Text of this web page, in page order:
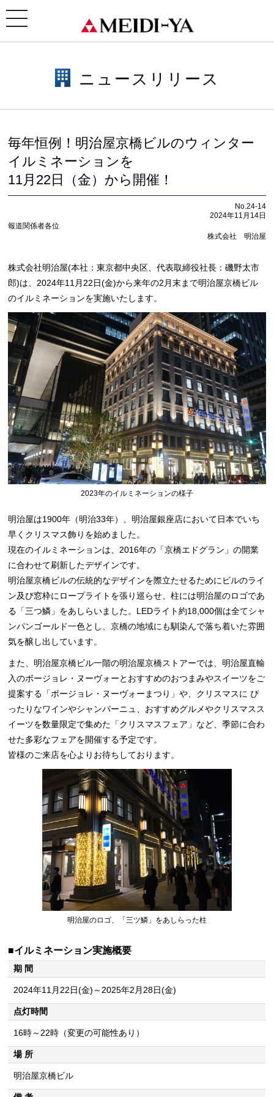
toggle
navigation
（金）から開催！
ニュースリリース
毎年恒例！明治屋京橋ビルのウィンター
イルミネーションを
11月22日（金）から開催！
No.24-14
2024年11月14日
報道関係者各位
株式会社 明治屋
株式会社明治屋(本社：東京都中央区、代表取締役社長：磯野太市
郎)は、2024年11月22日(金)から来年の2月末まで明治屋京橋ビル
のイルミネーションを実施いたします。
2023年のイルミネーションの様子
明治屋は1900年（明治33年）、明治屋銀座店において日本でいち
早くクリスマス飾りを始めました。
現在のイルミネーションは、2016年の「京橋エドグラン」の開業
に合わせて刷新したデザインです。
明治屋京橋ビルの伝統的なデザインを際立たせるためにビルのライ
ン及び窓枠にロープライトを張り巡らせ、柱には明治屋のロゴであ
る「三つ鱗」をあしらいました。LEDライト約18,000個は全てシャ
ンパンゴールド一色とし、京橋の地域にも馴染んで落ち着いた雰囲
気を醸し出しています。
また、明治屋京橋ビル一階の明治屋京橋ストアーでは、明治屋直輸
入のボージョレ・ヌーヴォーとおすすめのおつまみやスイーツをご
提案する「ボージョレ・ヌーヴォーまつり」や、クリスマスに ぴ
ったりなワインやシャンパーニュ、おすすめグルメやクリスマスス
イーツを数量限定で集めた「クリスマスフェア」など、季節に合わ
せた多彩なフェアを開催する予定です。
皆様のご来店を心よりお待ちしております。
明治屋のロゴ、「三ツ鱗」をあしらった柱
■イルミネーション実施概要
期 間
2024年11月22日(金)～2025年2月28日(金)
点灯時間
16時～22時（変更の可能性あり）
場 所
明治屋京橋ビル